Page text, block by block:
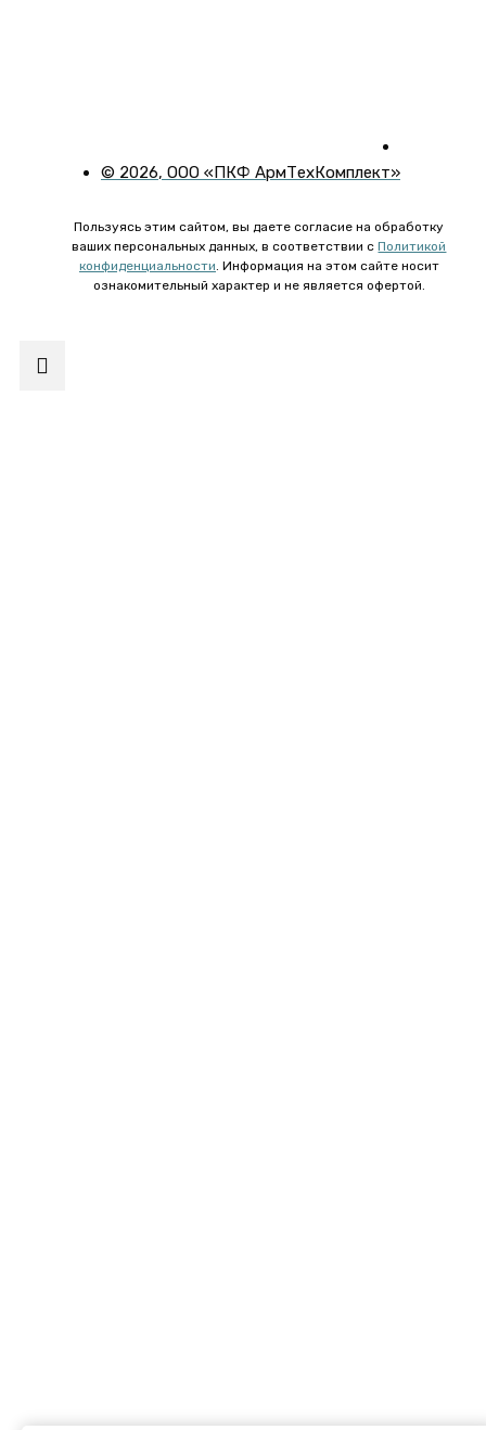
© 2026, ООО «ПКФ АрмТехКомплект»
Пользуясь этим сайтом, вы даете согласие на обработку
ваших персональных данных, в соответствии сПолитикой
конфиденциальности. Информация на этом сайте носит
ознакомительный характер и не является офертой.